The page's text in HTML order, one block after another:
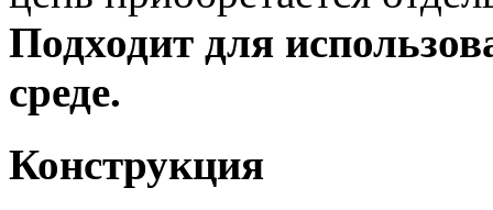
Подходит для
среде.
Конструкция